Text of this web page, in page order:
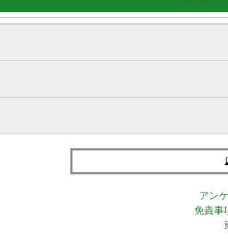
アン
免責事